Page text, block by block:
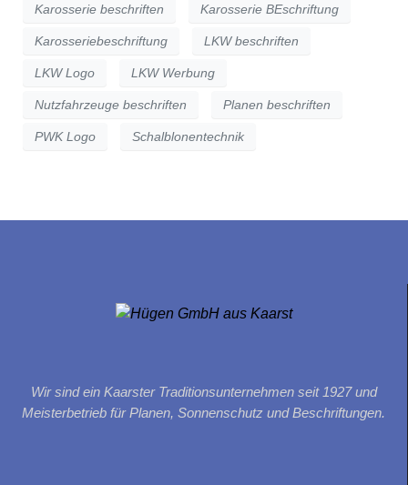
Karosserie beschriften Karosserie BEschriftung
Karosseriebeschriftung LKW beschriften
LKW Logo LKW Werbung
Nutzfahrzeuge beschriften Planen beschriften
PWK Logo Schalblonentechnik
Wir sind ein Kaarster Traditionsunternehmen seit 1927 und
Meisterbetrieb für Planen, Sonnenschutz und Beschriftungen.